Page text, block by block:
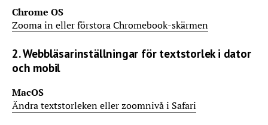
Chrome OS
Zooma in eller förstora Chromebook-skärmen
2. Webbläsarinställningar för textstorlek i dator
och mobil
MacOS
Ändra textstorleken eller zoomnivå i Safari